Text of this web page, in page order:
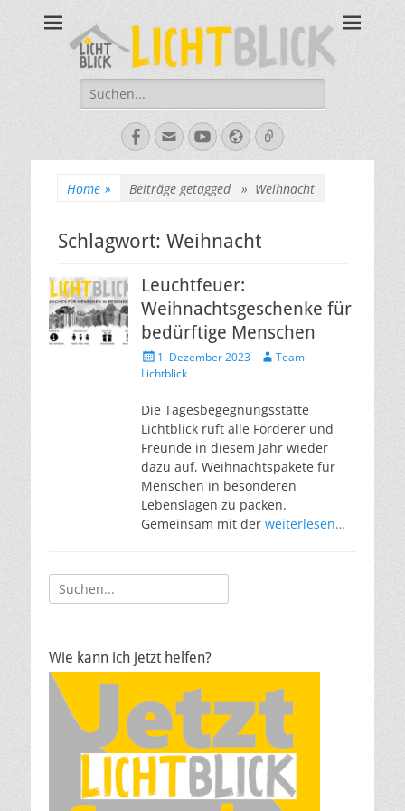
Lichtblick
67434 Neustadt an der Weinstraße – Amalienstraße 3 – Tel:
06321-355340
Suche
nach:
Facebook
E-
Mail
YouTube
WebsiteVerknüpfung
Home » Beiträge getagged » Weihnacht
Schlagwort: Weihnacht
Leuchtfeuer:
Weihnachtsgeschenke für
bedürftige Menschen
Veröffentlicht
am
1. Dezember 2023 AutorTeam
Lichtblick
Die Tagesbegegnungsstätte
Lichtblick ruft alle Förderer und
Freunde in diesem Jahr wieder
dazu auf, Weihnachtspakete für
Menschen in besonderen
Lebenslagen zu packen.
Gemeinsam mit der weiterlesen…
Suche
nach:
Wie kann ich jetzt helfen?